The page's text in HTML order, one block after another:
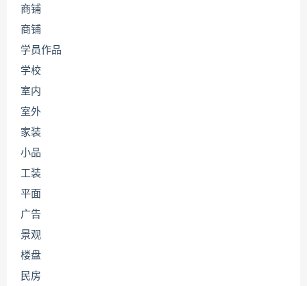
商铺
商铺
学员作品
学校
室内
室外
家装
小品
工装
平面
广告
景观
楼盘
民房